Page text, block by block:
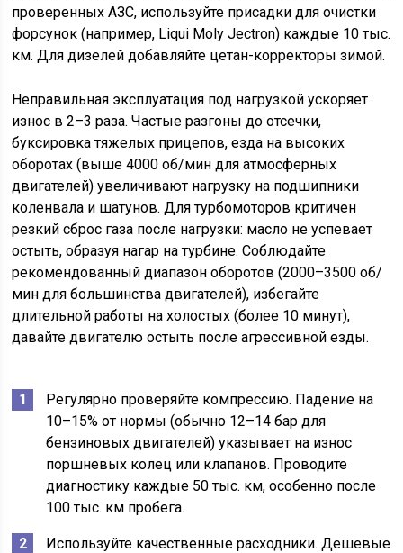
проверенных АЗС, используйте присадки для очистки
форсунок (например, Liqui Moly Jectron) каждые 10 тыс.
км. Для дизелей добавляйте цетан-корректоры зимой.
Неправильная эксплуатация под нагрузкой ускоряет
износ в 2–3 раза. Частые разгоны до отсечки,
буксировка тяжелых прицепов, езда на высоких
оборотах (выше 4000 об/мин для атмосферных
двигателей) увеличивают нагрузку на подшипники
коленвала и шатунов. Для турбомоторов критичен
резкий сброс газа после нагрузки: масло не успевает
остыть, образуя нагар на турбине. Соблюдайте
рекомендованный диапазон оборотов (2000–3500 об/
мин для большинства двигателей), избегайте
длительной работы на холостых (более 10 минут),
давайте двигателю остыть после агрессивной езды.
Регулярно проверяйте компрессию. Падение на
10–15% от нормы (обычно 12–14 бар для
бензиновых двигателей) указывает на износ
поршневых колец или клапанов. Проводите
диагностику каждые 50 тыс. км, особенно после
100 тыс. км пробега.
Используйте качественные расходники. Дешевые